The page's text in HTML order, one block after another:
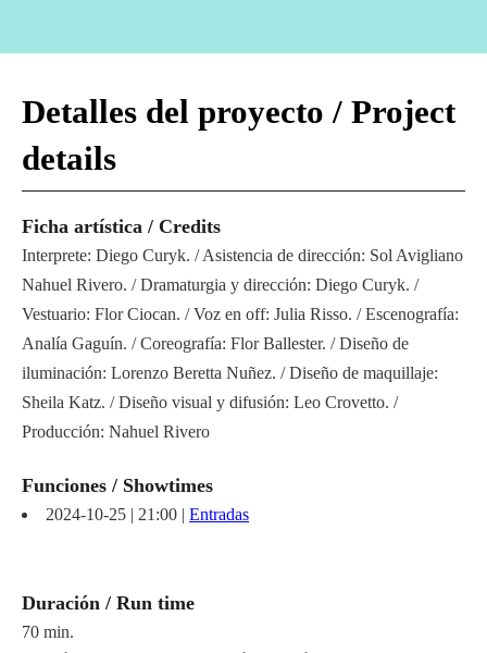
Detalles del proyecto / Project
details
Ficha artística / Credits
Interprete: Diego Curyk. / Asistencia de dirección: Sol Avigliano
Nahuel Rivero. / Dramaturgia y dirección: Diego Curyk. /
Vestuario: Flor Ciocan. / Voz en off: Julia Risso. / Escenografía:
Analía Gaguín. / Coreografía: Flor Ballester. / Diseño de
iluminación: Lorenzo Beretta Nuñez. / Diseño de maquillaje:
Sheila Katz. / Diseño visual y difusión: Leo Crovetto. /
Producción: Nahuel Rivero
Funciones / Showtimes
2024-10-25 | 21:00 | Entradas
Duración / Run time
70 min.